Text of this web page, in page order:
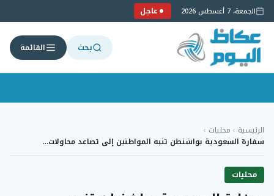
الجمعة، 7 أغسطس 2026 عاجل
بحث القائمة
إلى
المحتوى
الرئيسية › محليات ›
سفارة السعودية بواشنطن تنبه المواطنين إلى تصاعد محاولات…
محليات